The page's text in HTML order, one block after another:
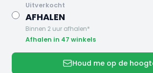
uitverkocht
AFHALEN
Binnen 2 uur afhalen*
Afhalen in 47 winkels
Houd me op de